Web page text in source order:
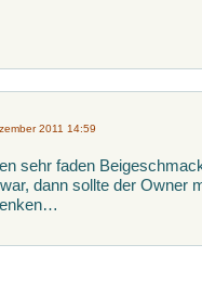
2011 14:59
sehr faden
dann sollte der Owner